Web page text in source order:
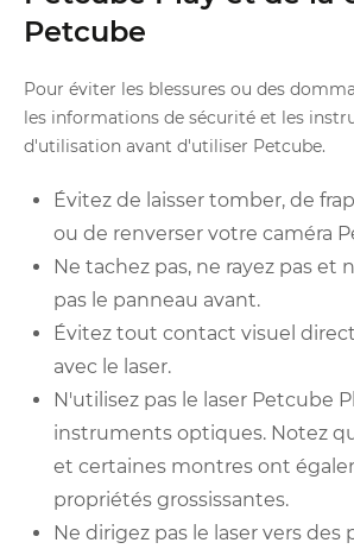
Petcube
Pour éviter les blessures ou des
les informations de sécurité et les
d'utilisation avant d'utiliser Petcube.
Évitez de laisser tomber, de
ou de renverser votre caméra
Ne tachez pas, ne rayez pas et
pas le panneau avant.
Évitez tout contact visuel
avec le laser.
N'utilisez pas le laser Petcube
instruments optiques. Notez
et certaines montres ont
propriétés grossissantes.
Ne dirigez pas le laser vers des